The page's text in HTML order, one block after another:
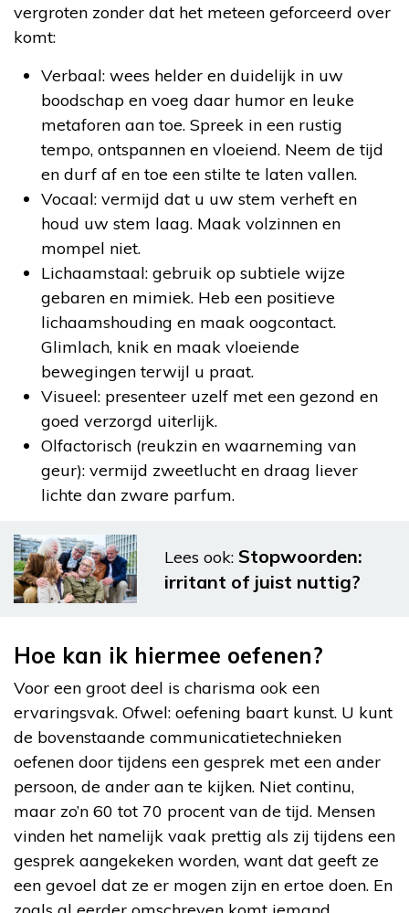
vergroten zonder dat het meteen geforceerd over
komt:
Verbaal: wees helder en duidelijk in uw
boodschap en voeg daar humor en leuke
metaforen aan toe. Spreek in een rustig
tempo, ontspannen en vloeiend. Neem de tijd
en durf af en toe een stilte te laten vallen.
Vocaal: vermijd dat u uw stem verheft en
houd uw stem laag. Maak volzinnen en
mompel niet.
Lichaamstaal: gebruik op subtiele wijze
gebaren en mimiek. Heb een positieve
lichaamshouding en maak oogcontact.
Glimlach, knik en maak vloeiende
bewegingen terwijl u praat.
Visueel: presenteer uzelf met een gezond en
goed verzorgd uiterlijk.
Olfactorisch (reukzin en waarneming van
geur): vermijd zweetlucht en draag liever
lichte dan zware parfum.
Lees ook: Stopwoorden:
irritant of juist nuttig?
Hoe kan ik hiermee oefenen?
Voor een groot deel is charisma ook een
ervaringsvak. Ofwel: oefening baart kunst. U kunt
de bovenstaande communicatietechnieken
oefenen door tijdens een gesprek met een ander
persoon, de ander aan te kijken. Niet continu,
maar zo’n 60 tot 70 procent van de tijd. Mensen
vinden het namelijk vaak prettig als zij tijdens een
gesprek aangekeken worden, want dat geeft ze
een gevoel dat ze er mogen zijn en ertoe doen. En